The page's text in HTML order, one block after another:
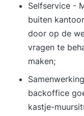
Selfservice -
buiten
door op de
vragen te
maken;
backoffice
kastje-